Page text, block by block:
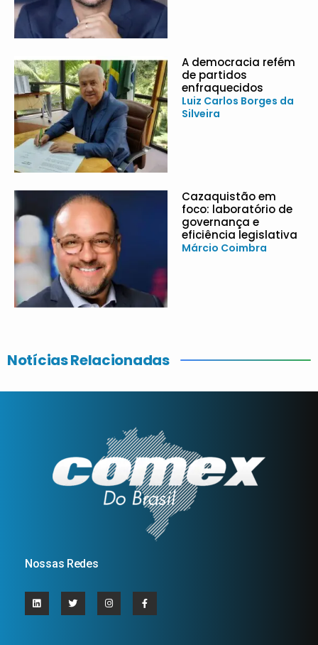
A democracia refém
de partidos
enfraquecidos
Luiz Carlos Borges da
Silveira
Cazaquistão em
foco: laboratório de
governança e
eficiência legislativa
Márcio Coimbra
Notícias Relacionadas
Nossas Redes